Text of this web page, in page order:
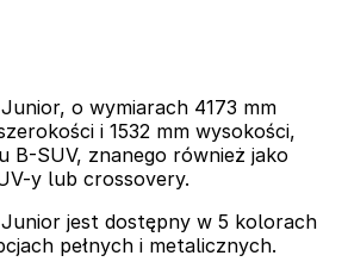
o wymiarach 4173 mm
i 1532 mm wysokości,
B-SUV, znanego również jako
y lub crossovery.
jest dostępny w 5 kolorach
pełnych i metalicznych.